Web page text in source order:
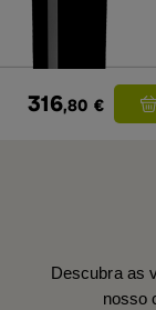
316,80 €
Descubra as
nosso